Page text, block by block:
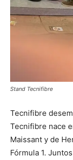
Stand Tecnifibre
Tecnifibre
Tecnifibre nace
Maissant y de
Fórmula 1.